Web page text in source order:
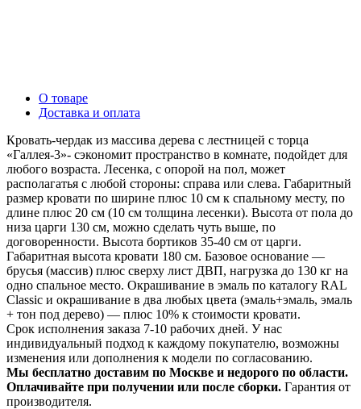
О товаре
Доставка и оплата
Кровать-чердак из массива дерева с лестницей с торца
«Галлея-3»- сэкономит пространство в комнате, подойдет для
любого возраста. Лесенка, с опорой на пол, может
располагатья с любой стороны: справа или слева. Габаритный
размер кровати по ширине плюс 10 см к спальному месту, по
длине плюс 20 см (10 см толщина лесенки). Высота от пола до
низа царги 130 см, можно сделать чуть выше, по
договоренности. Высота бортиков 35-40 см от царги.
Габаритная высота кровати 180 см. Базовое основание —
брусья (массив) плюс сверху лист ДВП, нагрузка до 130 кг на
одно спальное место. Окрашивание в эмаль по каталогу RAL
Classic и окрашивание в два любых цвета (эмаль+эмаль, эмаль
+ тон под дерево) — плюс 10% к стоимости кровати.
Срок исполнения заказа 7-10 рабочих дней. У нас
индивидуальный подход к каждому покупателю, возможны
изменения или дополнения к модели по согласованию.
Мы бесплатно доставим по Москве и недорого по области.
Оплачивайте при получении или после сборки. Гарантия от
производителя.